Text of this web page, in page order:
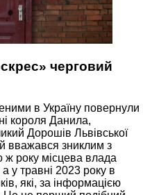
черговий
в Україну повернули
короля Данила,
Дорошів Львівської
вважався зниклим з
ж року місцева влада
у травні 2023 року в
які, за інформацією